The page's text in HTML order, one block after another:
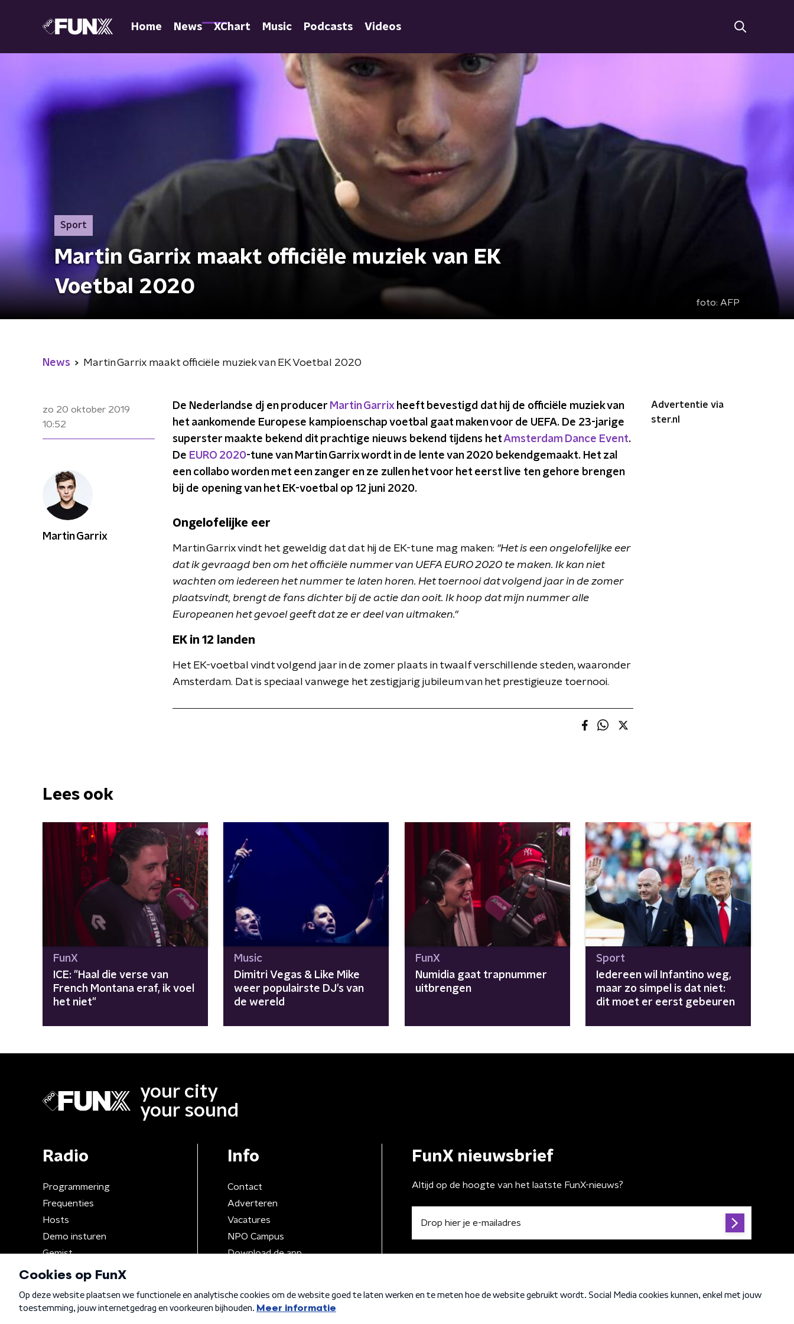
Home News XChart Music Podcasts Videos
Sport
Martin Garrix maakt officiële muziek van EK
Voetbal 2020
foto: AFP
News Martin Garrix maakt officiële muziek van EK Voetbal 2020
zo 20 oktober 2019
10:52
De Nederlandse dj en producer Martin Garrixheeft bevestigd dat hij de officiële muziek van
het aankomende Europese kampioenschap voetbal gaat maken voor de UEFA. De 23-jarige
superster maakte bekend dit prachtige nieuws bekend tijdens hetAmsterdam Dance Event.
De EURO 2020-tune van Martin Garrix wordt in de lente van 2020 bekendgemaakt. Het zal
een collabo worden met een zanger en ze zullen het voor het eerst live ten gehore brengen
bij de opening van het EK-voetbal op 12 juni 2020.
Ongelofelijke eer
Martin Garrix vindt het geweldig dat dat hij de EK-tune mag maken: "Het is een ongelofelijke eer
dat ik gevraagd ben om het officiële nummer van UEFA EURO 2020 te maken. Ik kan niet
wachten om iedereen het nummer te laten horen. Het toernooi dat volgend jaar in de zomer
plaatsvindt, brengt de fans dichter bij de actie dan ooit. Ik hoop dat mijn nummer alle
Europeanen het gevoel geeft dat ze er deel van uitmaken."
EK in 12 landen
Het EK-voetbal vindt volgend jaar in de zomer plaats in twaalf verschillende steden, waaronder
Amsterdam. Dat is speciaal vanwege het zestigjarig jubileum van het prestigieuze toernooi.
Advertentie via
ster.nl
Martin Garrix
Lees ook
FunX
ICE: "Haal die verse van
French Montana eraf, ik voel
het niet"
Music
Dimitri Vegas & Like Mike
weer populairste DJ's van
de wereld
FunX
Numidia gaat trapnummer
uitbrengen
Sport
Iedereen wil Infantino weg,
maar zo simpel is dat niet:
dit moet er eerst gebeuren
your city
your sound
Radio
Programmering
Frequenties
Hosts
Demo insturen
Gemist
Info
Contact
Adverteren
Vacatures
NPO Campus
Download de app
FunX nieuwsbrief
Altijd op de hoogte van het laatste FunX-nieuws?
Algemene voorwaarden Privacybeleid